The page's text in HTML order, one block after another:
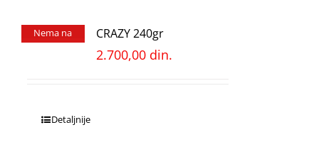
Nema na
CRAZY 240gr
2.700,00 din.
Detaljnije